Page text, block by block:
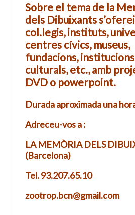
Sobre el tema de la
dels Dibuixants
col.legis, instituts,
centres cívics, museus,
fundacions, institucions
culturals, etc., amb
DVD o powerpoint.
Durada aproximada una
Adreceu-vos a :
LA MEMÒRIA DELS
(Barcelona)
Tel. 93.207.65.10
zootrop.bcn@gmail.com